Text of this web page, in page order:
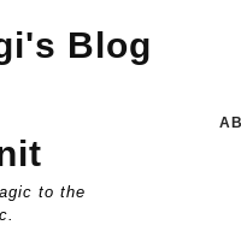
Blog
to the